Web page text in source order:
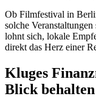
Ob Filmfestival in
solche
lohnt sich, lokale
direkt das Herz einer
Kluges
Blick behalten